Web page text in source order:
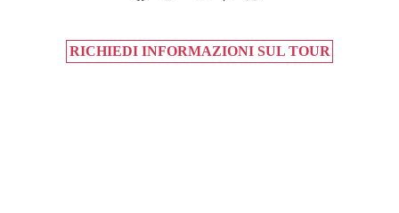
RICHIEDI INFORMAZIONI SUL TOUR